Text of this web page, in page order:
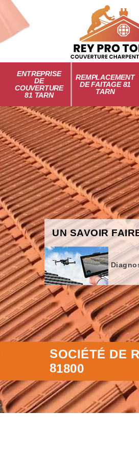
ENTREPRISE
DE
COUVERTURE
81 TARN
REMPLACEMENT
DE FAITAGE 81
TARN
UN SAVOIR
SOCIÉTÉ DE
81800